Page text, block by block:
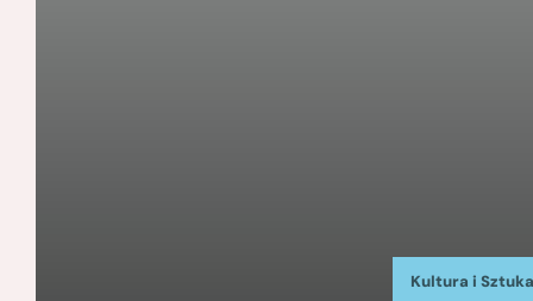
Kultura i Sztuka